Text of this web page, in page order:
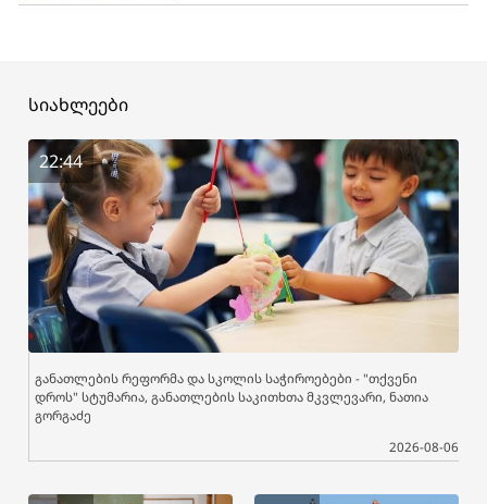
სიახლეები
22:44
განათლების რეფორმა და სკოლის საჭიროებები - "თქვენი
დროს" სტუმარია, განათლების საკითხთა მკვლევარი, ნათია
გორგაძე
2026-08-06